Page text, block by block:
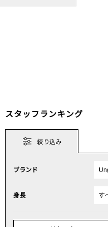
スタッフランキング
絞り込み
ブランド
身長